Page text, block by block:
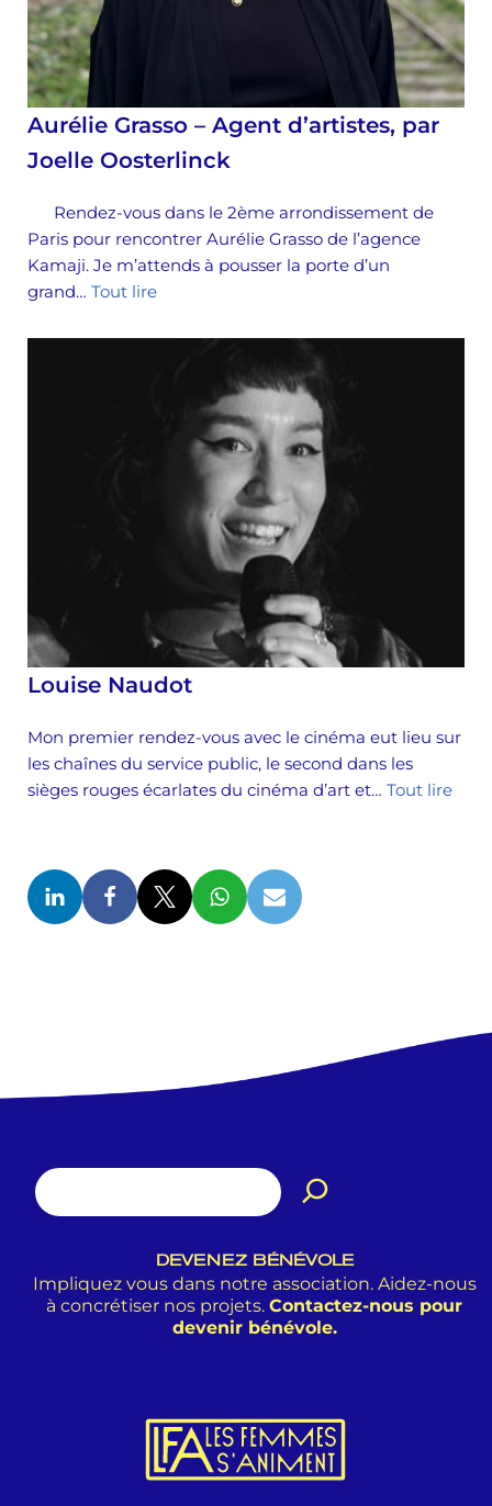
Aurélie Grasso – Agent d’artistes, par
Joelle Oosterlinck
Rendez-vous dans le 2ème arrondissement de
Paris pour rencontrer Aurélie Grasso de l’agence
Kamaji. Je m’attends à pousser la porte d’un
grand… Tout lire
Louise Naudot
Mon premier rendez-vous avec le cinéma eut lieu sur
les chaînes du service public, le second dans les
sièges rouges écarlates du cinéma d’art et… Tout lire
DEVENEZ BÉNÉVOLE
Impliquez vous dans notre association. Aidez-nous
à concrétiser nos projets. Contactez-nous pour
devenir bénévole.